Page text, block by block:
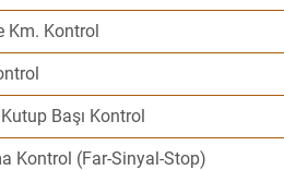
Km. Kontrol
Başı Kontrol
Kontrol (Far-Sinyal-Stop)